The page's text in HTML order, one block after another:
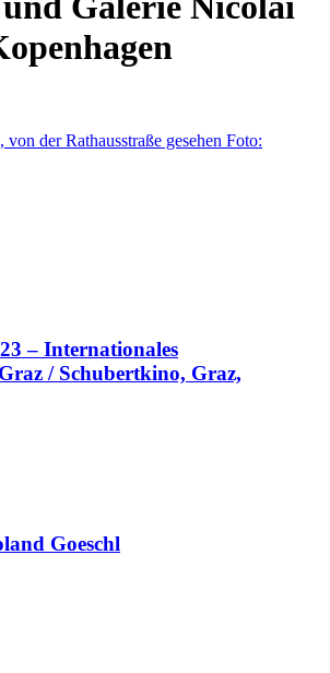
– Internationales
/ Schubertkino, Graz,
Goeschl